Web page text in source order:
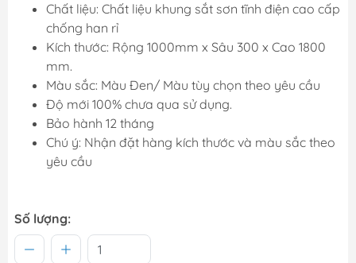
Chất liệu: Chất liệu khung sắt sơn tĩnh điện cao cấp
chống han rỉ
Kích thước: Rộng 1000mm x Sâu 300 x Cao 1800
mm.
Màu sắc: Màu Đen/ Màu tùy chọn theo yêu cầu
Độ mới 100% chưa qua sử dụng.
Bảo hành 12 tháng
Chú ý: Nhận đặt hàng kích thước và màu sắc theo
yêu cầu
Số lượng: